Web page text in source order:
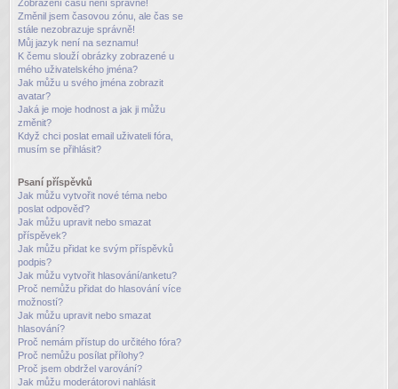
Zobrazení časů není správné!
Změnil jsem časovou zónu, ale čas se
stále nezobrazuje správně!
Můj jazyk není na seznamu!
K čemu slouží obrázky zobrazené u
mého uživatelského jména?
Jak můžu u svého jména zobrazit
avatar?
Jaká je moje hodnost a jak ji můžu
změnit?
Když chci poslat email uživateli fóra,
musím se přihlásit?
Psaní příspěvků
Jak můžu vytvořit nové téma nebo
poslat odpověď?
Jak můžu upravit nebo smazat
příspěvek?
Jak můžu přidat ke svým příspěvků
podpis?
Jak můžu vytvořit hlasování/anketu?
Proč nemůžu přidat do hlasování více
možností?
Jak můžu upravit nebo smazat
hlasování?
Proč nemám přístup do určitého fóra?
Proč nemůžu posílat přílohy?
Proč jsem obdržel varování?
Jak můžu moderátorovi nahlásit